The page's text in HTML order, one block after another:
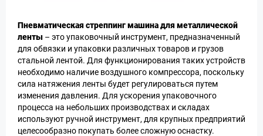
Пневматическая стреппинг машина для металлической
ленты – это упаковочный инструмент, предназначенный
для обвязки и упаковки различных товаров и грузов
стальной лентой. Для функционирования таких устройств
необходимо наличие воздушного компрессора, поскольку
сила натяжения ленты будет регулироваться путем
изменения давления. Для ускорения упаковочного
процесса на небольших производствах и складах
используют ручной инструмент, для крупных предприятий
целесообразно покупать более сложную оснастку.